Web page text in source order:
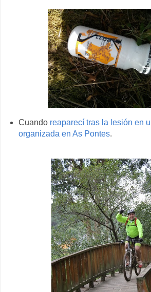
Cuando reaparecí tras la lesión en
organizada en As Pontes.